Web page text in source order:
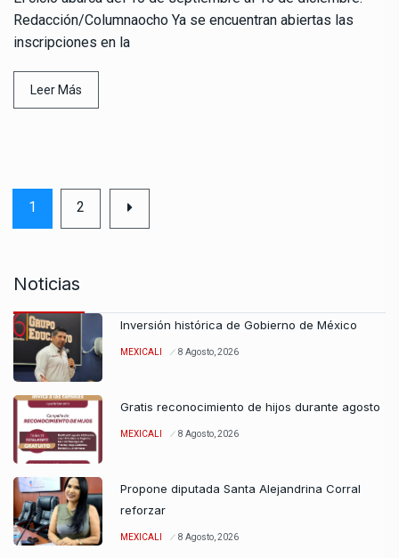
Redacción/Columnaocho Ya se encuentran abiertas las
inscripciones en la
Leer Más
1 2
Noticias
Inversión histórica de Gobierno de México
MEXICALI 8 Agosto, 2026
Gratis reconocimiento de hijos durante agosto
MEXICALI 8 Agosto, 2026
Propone diputada Santa Alejandrina Corral
reforzar
MEXICALI 8 Agosto, 2026